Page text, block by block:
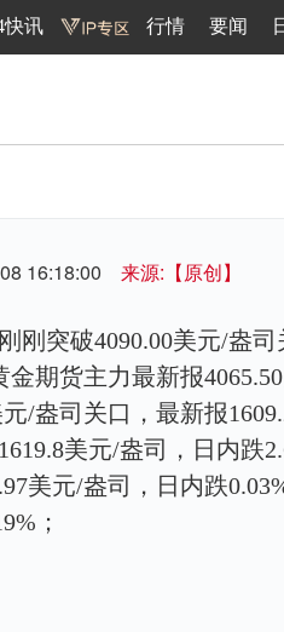
快讯 行情 要闻
16:18:00 来源:【原创】
刚突破4090.00美元/盎
金期货主力最新报
元/盎司关口，最新报
美元/盎司，日内跌
美元/盎司，日内跌
；